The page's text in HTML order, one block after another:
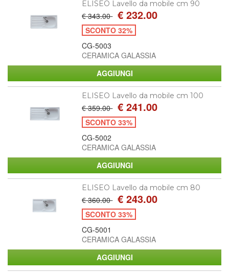
ELISEO Lavello da mobile cm 90
€ 343.00 € 232.00
SCONTO 32%
CG-5003
CERAMICA GALASSIA
ELISEO Lavello da mobile cm 100
€ 359.00 € 241.00
SCONTO 33%
CG-5002
CERAMICA GALASSIA
ELISEO Lavello da mobile cm 80
€ 360.00 € 243.00
SCONTO 33%
CG-5001
CERAMICA GALASSIA